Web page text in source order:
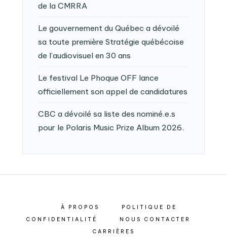
de la CMRRA
Le gouvernement du Québec a dévoilé
sa toute première Stratégie québécoise
de l’audiovisuel en 30 ans
Le festival Le Phoque OFF lance
officiellement son appel de candidatures
CBC a dévoilé sa liste des nominé.e.s
pour le Polaris Music Prize Album 2026.
À PROPOS
POLITIQUE DE
CONFIDENTIALITÉ
NOUS CONTACTER
CARRIÈRES